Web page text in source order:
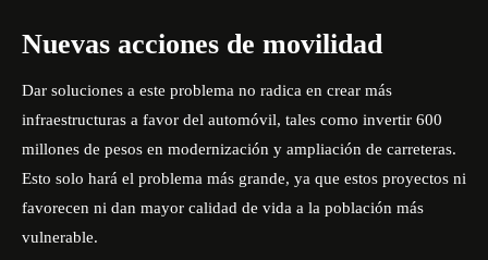
Nuevas acciones de movilidad
Dar soluciones a este problema no radica en crear más
infraestructuras a favor del automóvil, tales como invertir 600
millones de pesos en modernización y ampliación de carreteras.
Esto solo hará el problema más grande, ya que estos proyectos ni
favorecen ni dan mayor calidad de vida a la población más
vulnerable.